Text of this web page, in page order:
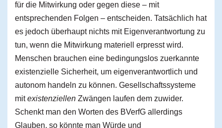
für die Mitwirkung oder gegen diese – mit
entsprechenden Folgen – entscheiden. Tatsächlich hat
es jedoch überhaupt nichts mit Eigenverantwortung zu
tun, wenn die Mitwirkung materiell erpresst wird.
Menschen brauchen eine bedingungslos zuerkannte
existenzielle Sicherheit, um eigenverantwortlich und
autonom handeln zu können. Gesellschaftssysteme
mitexistenziellenZwängen laufen dem zuwider.
Schenkt man den Worten des BVerfG allerdings
Glauben, so könnte man Würde und